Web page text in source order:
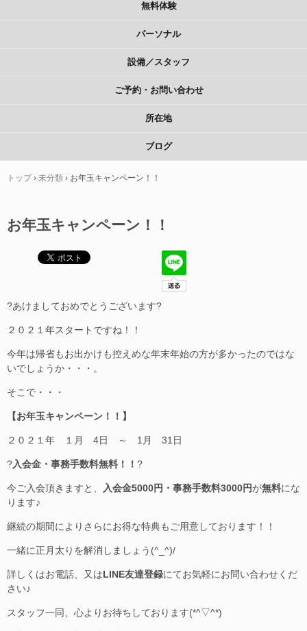
無料体験
パーソナル
設備／スタッフ
ご予約・お問い合わせ
所在地
ブログ
トップ › 未分類 › お年玉キャンペーン！！
お年玉キャンペーン！！
?あけましておめでとうございます?
２０２１年スタートですね！！
今年は帰省もお出かけも控えめな年末年始の方が多かったのではな
いでしょうか・・・。
そこで・・・
【お年玉キャンペーン！！】
２０２１年 １月 4日 ～ 1月 31日
?入会金・事務手数料無料！！ ?
今ご入会頂きますと、 入会金5000円・事務手数料3000円が無料にな
ります♪
継続の期間によりさらにお得な特典もご用意しております！！
一緒に正月太りを解消しましょう(^_^)/
詳しくはお電話、又はLINE友達登録にてお気軽にお問い合わせくだ
さい♪
スタッフ一同、心よりお待ちしております(*^▽^*)